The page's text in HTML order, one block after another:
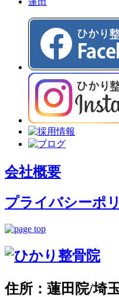
会社概要
プライバシーポ
住所：蓮田院/埼